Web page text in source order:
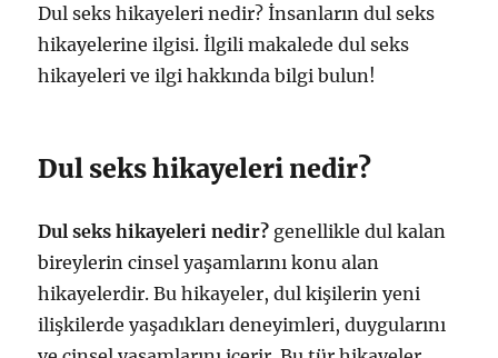
Dul seks hikayeleri nedir? İnsanların dul seks
hikayelerine ilgisi. İlgili makalede dul seks
hikayeleri ve ilgi hakkında bilgi bulun!
Dul seks hikayeleri nedir?
Dul seks hikayeleri nedir? genellikle dul kalan
bireylerin cinsel yaşamlarını konu alan
hikayelerdir. Bu hikayeler, dul kişilerin yeni
ilişkilerde yaşadıkları deneyimleri, duygularını